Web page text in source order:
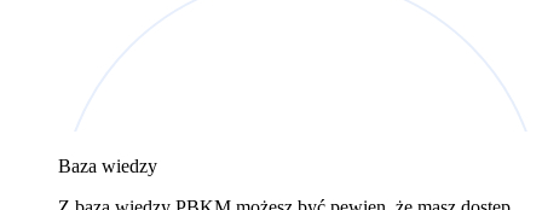
Baza wiedzy